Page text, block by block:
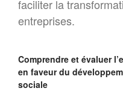
faciliter la
entreprises.
Comprendre et évaluer
en faveur du
sociale